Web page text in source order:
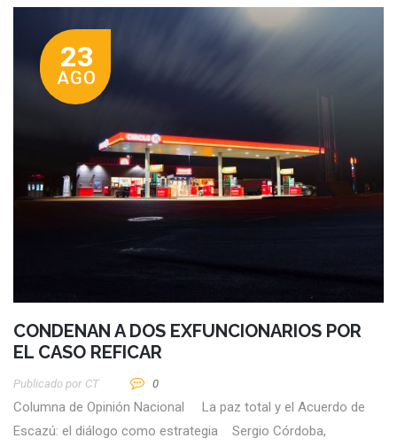
23
AGO
CONDENAN A DOS EXFUNCIONARIOS POR
EL CASO REFICAR
Publicado por CT 0
Columna de Opinión Nacional La paz total y el Acuerdo de
Escazú: el diálogo como estrategia Sergio Córdoba,